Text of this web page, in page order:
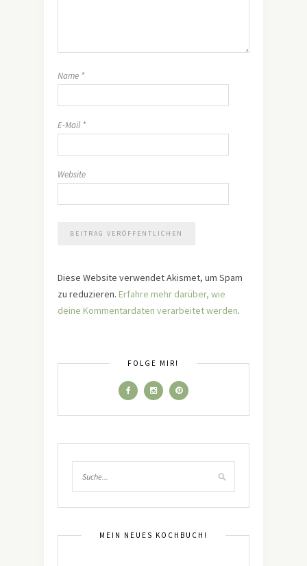
Name *
E-Mail *
Website
Diese Website verwendet Akismet, um Spam
zu reduzieren. Erfahre mehr darüber, wie
deine Kommentardaten verarbeitet werden.
FOLGE MIR!
MEIN NEUES KOCHBUCH!